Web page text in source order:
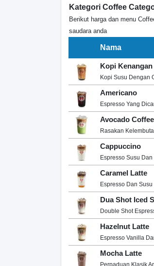
Kategori Coffee
Berikut harga dan menu
saudara anda
Nama
Kopi
Kopi Susu Dengan
Americano
Espresso Yang
Avocado Coffee
Rasakan
Cappuccino
Espresso Susu
Caramel Latte
Espresso Dan
Dua Shot Iced
Double Shot
Hazelnut Latte
Espresso Vanilla
Mocha Latte
Perpaduan Klasik